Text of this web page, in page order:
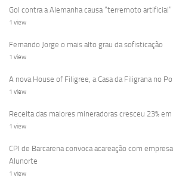
Gol contra a Alemanha causa “terremoto
1 view
Fernando Jorge o mais alto grau da sofisticação
1 view
A nova House of Filigree, a Casa da Filigrana no
1 view
Receita das maiores mineradoras cresceu 23%
1 view
CPI de Barcarena convoca acareação com
Alunorte
1 view